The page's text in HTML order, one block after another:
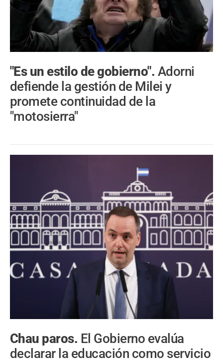
"Es un estilo de gobierno". Adorni
defiende la gestión de Milei y
promete continuidad de la
"motosierra"
Chau paros. El Gobierno evalúa
declarar la educación como servicio